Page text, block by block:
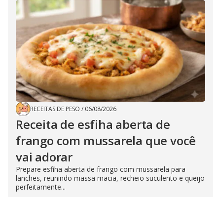
RECEITAS DE PESO / 06/08/2026
Receita de esfiha aberta de
frango com mussarela que você
vai adorar
Prepare esfiha aberta de frango com mussarela para
lanches, reunindo massa macia, recheio suculento e queijo
perfeitamente...